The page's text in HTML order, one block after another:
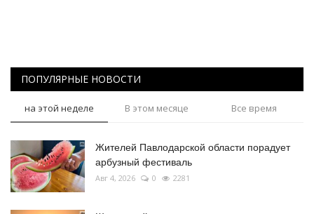
Қазақша Русский
ПОПУЛЯРНЫЕ НОВОСТИ
на этой неделе В этом месяце Все время
Жителей Павлодарской области порадует
арбузный фестиваль
Авг 4, 2026 0 2281